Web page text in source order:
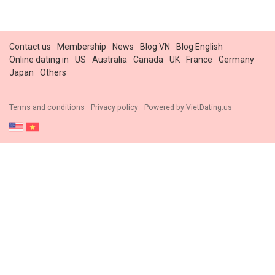
Contact us Membership News Blog VN
Blog English
Online dating in
US Australia Canada UK France
Germany
Japan
Others
Terms and conditions Privacy policy Powered by VietDating.us